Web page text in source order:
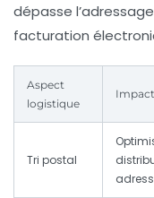
dépasse
facturation
Aspect
logistique
Tri postal